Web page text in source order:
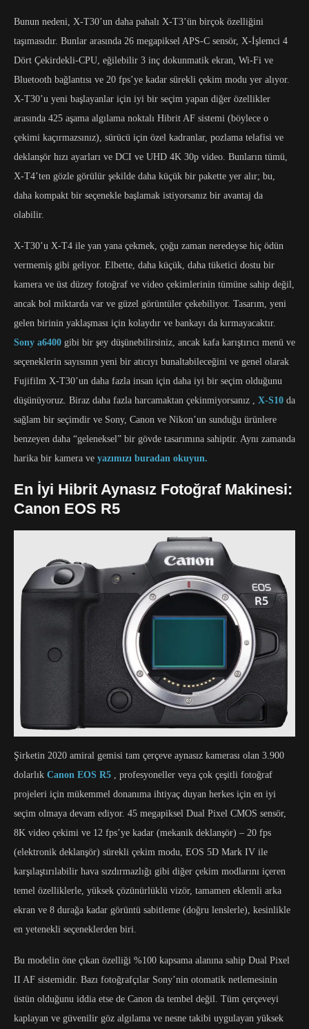
Bunun nedeni, X-T30’un daha pahalı X-T3’ün birçok özelliğini
taşımasıdır. Bunlar arasında 26 megapiksel APS-C sensör, X-İşlemci 4
Dört Çekirdekli-CPU, eğilebilir 3 inç dokunmatik ekran, Wi-Fi ve
Bluetooth bağlantısı ve 20 fps’ye kadar sürekli çekim modu yer alıyor.
X-T30’u yeni başlayanlar için iyi bir seçim yapan diğer özellikler
arasında 425 aşama algılama noktalı Hibrit AF sistemi (böylece o
çekimi kaçırmazsınız), sürücü için özel kadranlar, pozlama telafisi ve
deklanşör hızı ayarları ve DCI ve UHD 4K 30p video. Bunların tümü,
X-T4’ten gözle görülür şekilde daha küçük bir pakette yer alır; bu,
daha kompakt bir seçenekle başlamak istiyorsanız bir avantaj da
olabilir.
X-T30’u X-T4 ile yan yana çekmek, çoğu zaman neredeyse hiç ödün
vermemiş gibi geliyor. Elbette, daha küçük, daha tüketici dostu bir
kamera ve üst düzey fotoğraf ve video çekimlerinin tümüne sahip değil,
ancak bol miktarda var ve güzel görüntüler çekebiliyor. Tasarım, yeni
gelen birinin yaklaşması için kolaydır ve bankayı da kırmayacaktır.
Sony a6400 gibi bir şey düşünebilirsiniz, ancak kafa karıştırıcı menü ve
seçeneklerin sayısının yeni bir atıcıyı bunaltabileceğini ve genel olarak
Fujifilm X-T30’un daha fazla insan için daha iyi bir seçim olduğunu
düşünüyoruz. Biraz daha fazla harcamaktan çekinmiyorsanız , X-S10 da
sağlam bir seçimdir ve Sony, Canon ve Nikon’un sunduğu ürünlere
benzeyen daha “geleneksel” bir gövde tasarımına sahiptir. Aynı zamanda
harika bir kamera ve yazımızı buradan okuyun.
En İyi Hibrit Aynasız Fotoğraf Makinesi:
Canon EOS R5
Şirketin 2020 amiral gemisi tam çerçeve aynasız kamerası olan 3.900
dolarlık Canon EOS R5 , profesyoneller veya çok çeşitli fotoğraf
projeleri için mükemmel donanıma ihtiyaç duyan herkes için en iyi
seçim olmaya devam ediyor. 45 megapiksel Dual Pixel CMOS sensör,
8K video çekimi ve 12 fps’ye kadar (mekanik deklanşör) – 20 fps
(elektronik deklanşör) sürekli çekim modu, EOS 5D Mark IV ile
karşılaştırılabilir hava sızdırmazlığı gibi diğer çekim modlarını içeren
temel özelliklerle, yüksek çözünürlüklü vizör, tamamen eklemli arka
ekran ve 8 durağa kadar görüntü sabitleme (doğru lenslerle), kesinlikle
en yetenekli seçeneklerden biri.
Bu modelin öne çıkan özelliği %100 kapsama alanına sahip Dual Pixel
II AF sistemidir. Bazı fotoğrafçılar Sony’nin otomatik netlemesinin
üstün olduğunu iddia etse de Canon da tembel değil. Tüm çerçeveyi
kaplayan ve güvenilir göz algılama ve nesne takibi uygulayan yüksek